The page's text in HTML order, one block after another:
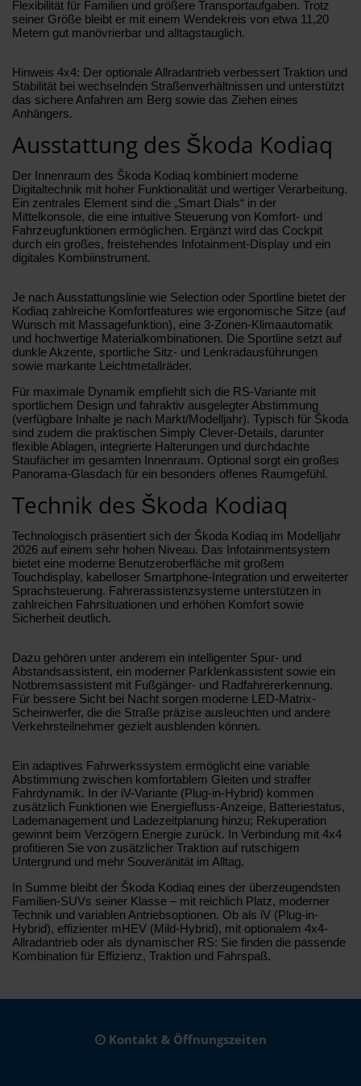
Flexibilität für Familien und größere Transportaufgaben. Trotz
seiner Größe bleibt er mit einem Wendekreis von etwa 11,20
Metern gut manövrierbar und alltagstauglich.
Hinweis 4x4: Der optionale Allradantrieb verbessert Traktion und
Stabilität bei wechselnden Straßenverhältnissen und unterstützt
das sichere Anfahren am Berg sowie das Ziehen eines
Anhängers.
Ausstattung des Škoda Kodiaq
Der Innenraum des Škoda Kodiaq kombiniert moderne
Digitaltechnik mit hoher Funktionalität und wertiger Verarbeitung.
Ein zentrales Element sind die „Smart Dials“ in der
Mittelkonsole, die eine intuitive Steuerung von Komfort- und
Fahrzeugfunktionen ermöglichen. Ergänzt wird das Cockpit
durch ein großes, freistehendes Infotainment-Display und ein
digitales Kombiinstrument.
Je nach Ausstattungslinie wie Selection oder Sportline bietet der
Kodiaq zahlreiche Komfortfeatures wie ergonomische Sitze (auf
Wunsch mit Massagefunktion), eine 3-Zonen-Klimaautomatik
und hochwertige Materialkombinationen. Die Sportline setzt auf
dunkle Akzente, sportliche Sitz- und Lenkradausführungen
sowie markante Leichtmetallräder.
Für maximale Dynamik empfiehlt sich die RS-Variante mit
sportlichem Design und fahraktiv ausgelegter Abstimmung
(verfügbare Inhalte je nach Markt/Modelljahr). Typisch für Škoda
sind zudem die praktischen Simply Clever-Details, darunter
flexible Ablagen, integrierte Halterungen und durchdachte
Staufächer im gesamten Innenraum. Optional sorgt ein großes
Panorama-Glasdach für ein besonders offenes Raumgefühl.
Technik des Škoda Kodiaq
Technologisch präsentiert sich der Škoda Kodiaq im Modelljahr
2026 auf einem sehr hohen Niveau. Das Infotainmentsystem
bietet eine moderne Benutzeroberfläche mit großem
Touchdisplay, kabelloser Smartphone-Integration und erweiterter
Sprachsteuerung. Fahrerassistenzsysteme unterstützen in
zahlreichen Fahrsituationen und erhöhen Komfort sowie
Sicherheit deutlich.
Dazu gehören unter anderem ein intelligenter Spur- und
Abstandsassistent, ein moderner Parklenkassistent sowie ein
Notbremsassistent mit Fußgänger- und Radfahrererkennung.
Für bessere Sicht bei Nacht sorgen moderne LED-Matrix-
Scheinwerfer, die die Straße präzise ausleuchten und andere
Verkehrsteilnehmer gezielt ausblenden können.
Ein adaptives Fahrwerkssystem ermöglicht eine variable
Abstimmung zwischen komfortablem Gleiten und straffer
Fahrdynamik. In der iV-Variante (Plug-in-Hybrid) kommen
zusätzlich Funktionen wie Energiefluss-Anzeige, Batteriestatus,
Lademanagement und Ladezeitplanung hinzu; Rekuperation
gewinnt beim Verzögern Energie zurück. In Verbindung mit 4x4
profitieren Sie von zusätzlicher Traktion auf rutschigem
Untergrund und mehr Souveränität im Alltag.
In Summe bleibt der Škoda Kodiaq eines der überzeugendsten
Familien-SUVs seiner Klasse – mit reichlich Platz, moderner
Technik und variablen Antriebsoptionen. Ob als iV (Plug-in-
Hybrid), effizienter mHEV (Mild-Hybrid), mit optionalem 4x4-
Allradantrieb oder als dynamischer RS: Sie finden die passende
Kombination für Effizienz, Traktion und Fahrspaß.
Kontakt & Öffnungszeiten